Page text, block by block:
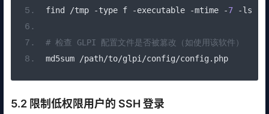
find
/tmp -type f -executable -mtime -7 -ls
# 检查 GLPI 配置文件是否被篡改（如使用该软件）
md5sum
/path/to/glpi /config/config . php
5.2 限制低权限用户的 SSH 登录